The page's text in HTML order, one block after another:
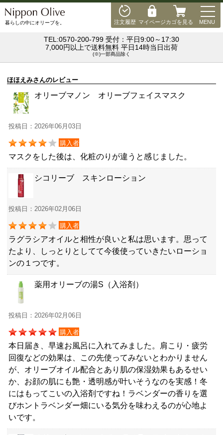
注文履歴 マイページカゴを見る MENU
暮らしの中にオリーブを。
TEL:0570-200-799 受付：平日9:00～17:30
7,000円以上で送料無料 平日14時当日出荷
(※)一部商品除く
ほほえみさんのレビュー
オリーブマノン オリーブフェイスマスク
投稿日：2026年06月03日
購入者
マスクをした後は、化粧のりが違うと感じました。
シコリーブ スキンローション
投稿日：2026年02月06日
購入者
ラグラシアオイルと相性が良いと私は思います。思って
たより、しっとりとしてて今後使っていきたいローショ
ンの１つです。
薬用オリーブの湯S（入浴剤）
投稿日：2026年02月06日
購入者
本日届き、早速お風呂に入れてみました。肩こり・疲労
回復などの効果は、この先使ってみないとわかりません
が、オリーブオイル配合とあり肌の保湿効果もあるせい
か、お顔の肌にも艶・透明感が叶いそうなのを実感！冬
にはもってこいの入浴剤ですね！ラベンダーの香りを選
びホントラベンダー畑にいる気分を味わえるのが心地よ
いです。